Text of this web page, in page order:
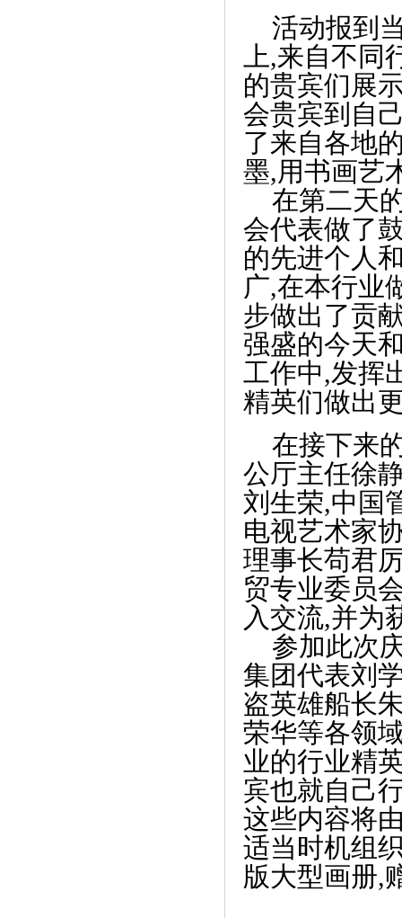
活动报到
上,来自不
的贵宾们展
会贵宾到自
了来自各地
墨,用书画艺
在第二天
会代表做了
的先进个人
广,在本行业
步做出了贡
强盛的今天
工作中,发挥
精英们做出
在接下来
公厅主任徐
刘生荣,中国
电视艺术家
理事长苟君
贸专业委员
入交流,并为
参加此次
集团代表刘
盗英雄船长
荣华等各领
业的行业精
宾也就自己
这些内容将
适当时机组
版大型画册,